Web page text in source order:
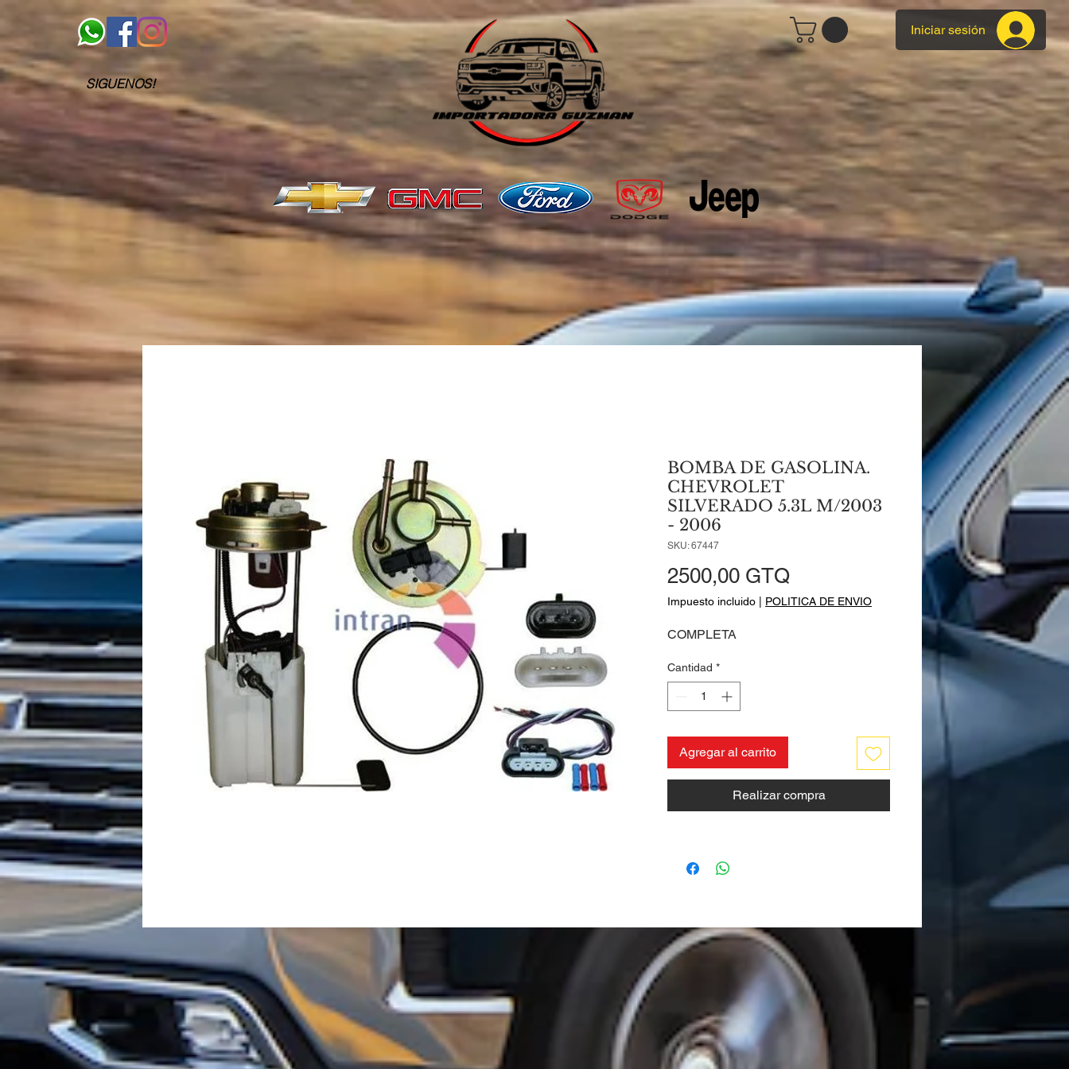
SIGUENOS!
Iniciar sesión
BOMBA DE GASOLINA.
CHEVROLET
SILVERADO 5.3L M/2003
- 2006
SKU: 67447
2500,00 GTQPrecio
Impuesto incluido POLITICA DE ENVIO
COMPLETA
Cantidad *
Agregar al carrito
Realizar compra